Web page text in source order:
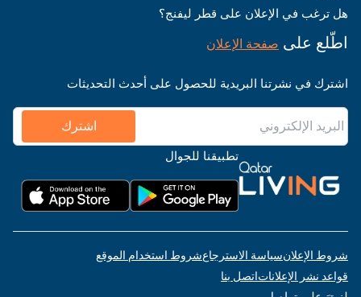
هل ترغب في الإعلان على قطر ليفنج؟
اطّلع على صفحة الإعلان
اشترك في نشرتنا البريدية للحصول على أحدث التحديثات
اشترك
تطبيقنا للجوال
شروط الإعلانسياسة الاسترجاعشروط استخدام الموقع
قواعد نشر الإعلاناتاتصل بنا